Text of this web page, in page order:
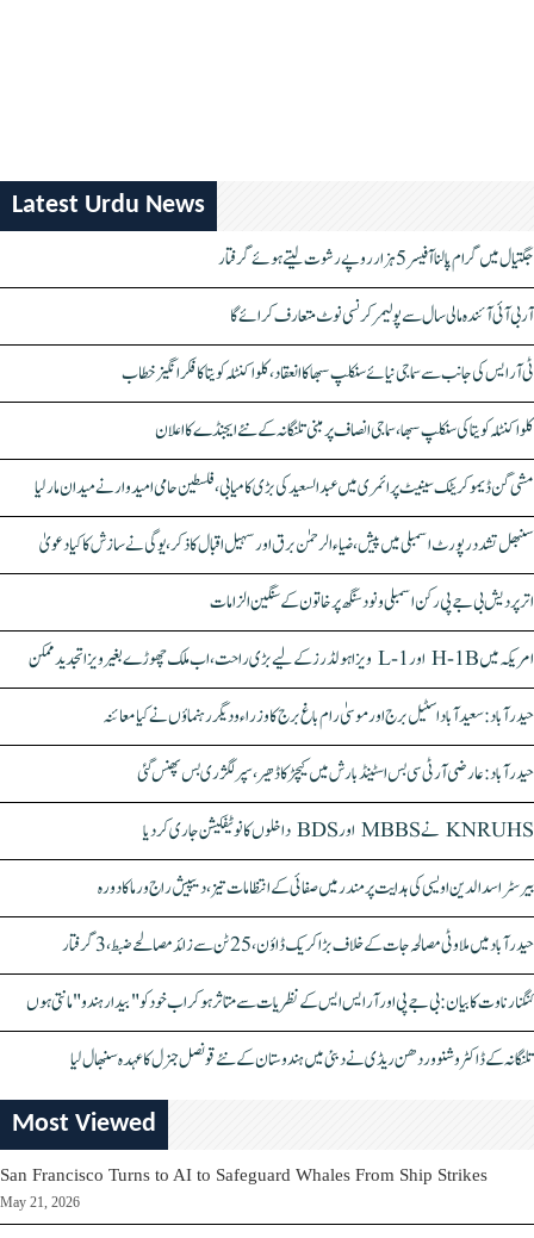
Latest Urdu News
جگتیال میں گرام پالنا آفیسر 5 ہزار روپے رشوت لیتے ہوئے گرفتار
آر بی آئی آئندہ مالی سال سے پولیمر کرنسی نوٹ متعارف کرائے گا
ٹی آر ایس کی جانب سے سماجی نیائے سنکلپ سبھا کا انعقاد، کلواکنٹلہ کویتا کا فکر انگیز خطاب
کلواکنٹلہ کویتا کی سنکلپ سبھا، سماجی انصاف پر مبنی تلنگانہ کے نئے ایجنڈے کا اعلان
مشی گن ڈیموکریٹک سینیٹ پرائمری میں عبدالسعید کی بڑی کامیابی، فلسطین حامی امیدوار نے میدان مار لیا
سنبھل تشدد رپورٹ اسمبلی میں پیش، ضیاء الرحمٰن برق اور سہیل اقبال کا ذکر، یوگی نے سازش کا کیا دعویٰ
اتر پردیش بی جے پی رکن اسمبلی ونود سنگھ پر خاتون کے سنگین الزامات
امریکہ میں H-1B اور L-1 ویزا ہولڈرز کے لیے بڑی راحت، اب ملک چھوڑے بغیر ویزا تجدید ممکن
حیدرآباد: سعیدآباد اسٹیل برج اور موسیٰ رام باغ برج کا وزراء و دیگر رہنماؤں نے کیا معائنہ
حیدرآباد: عارضی آر ٹی سی بس اسٹینڈ بارش میں کیچڑ کا ڈھیر، سپر لگژری بس پھنس گئی
KNRUHS نے MBBS اور BDS داخلوں کا نوٹیفکیشن جاری کر دیا
بیرسٹر اسدالدین اویسی کی ہدایت پر مندر میں صفائی کے انتظامات تیز، دیپیش راج ورما کا دورہ
حیدرآباد میں ملاوٹی مصالحہ جات کے خلاف بڑا کریک ڈاؤن، 25 ٹن سے زائد مصالحے ضبط، 3 گرفتار
کنگنا رناوت کا بیان: بی جے پی اور آر ایس ایس کے نظریات سے متاثر ہو کر اب خود کو "بیدار ہندو" مانتی ہوں
تلنگانہ کے ڈاکٹر وشنو وردھن ریڈی نے دبئی میں ہندوستان کے نئے قونصل جنرل کا عہدہ سنبھال لیا
Most Viewed
San Francisco Turns to AI to Safeguard Whales From Ship Strikes
May 21, 2026